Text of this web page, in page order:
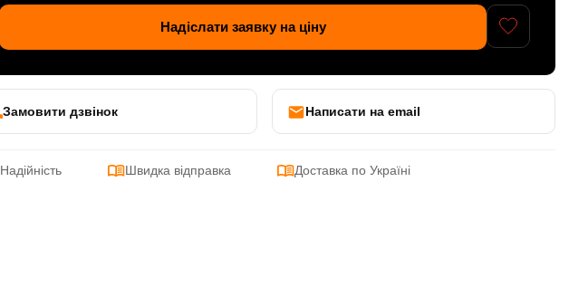
Надіслати заявку на ціну
Замовити дзвінок Написати на email
Надійність Швидка відправка Доставка по Україні